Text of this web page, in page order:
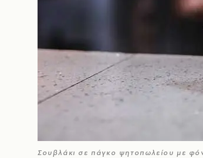
Σουβλάκι σε πάγκο ψητοπωλείου με